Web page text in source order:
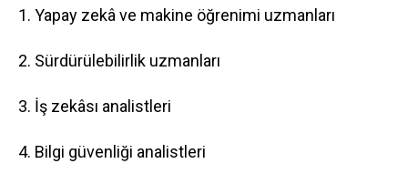
1. Yapay zekâ ve makine öğrenimi uzmanları
2. Sürdürülebilirlik uzmanları
3. İş zekâsı analistleri
4. Bilgi güvenliği analistleri